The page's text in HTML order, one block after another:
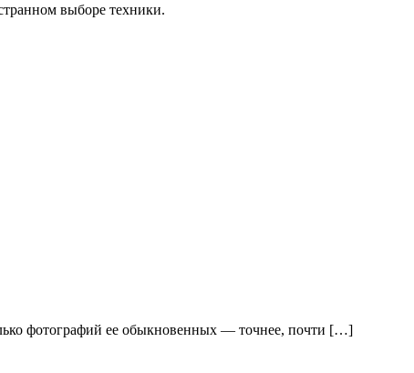
выборе техники.
фотографий ее обыкновенных — точнее, почти […]